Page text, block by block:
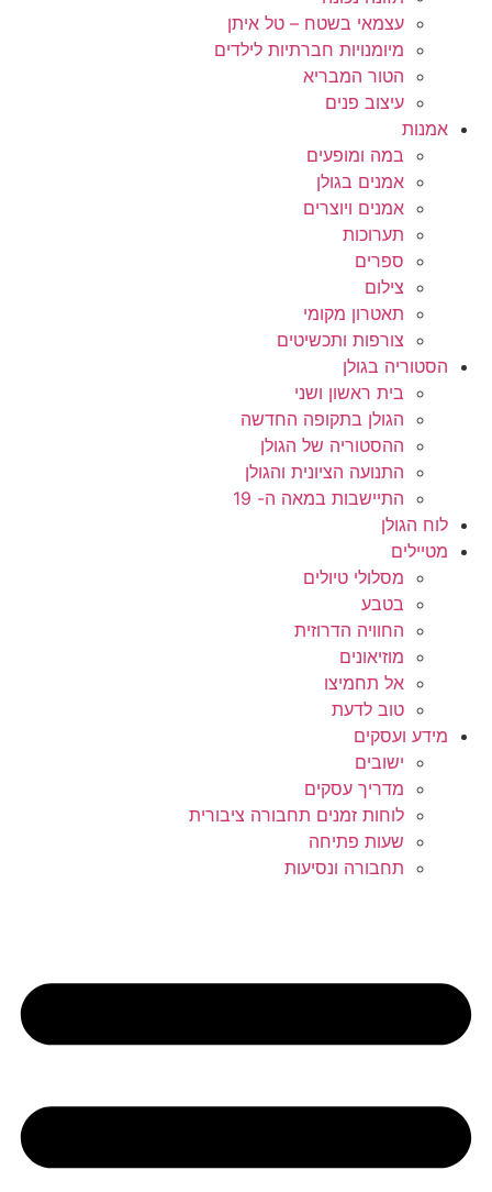
עצמאי בשטח – טל איתן
מיומנויות חברתיות לילדים
הטור המבריא
עיצוב פנים
אמנות
במה ומופעים
אמנים בגולן
אמנים ויוצרים
תערוכות
ספרים
צילום
תאטרון מקומי
צורפות ותכשיטים
הסטוריה בגולן
בית ראשון ושני
הגולן בתקופה החדשה
ההסטוריה של הגולן
התנועה הציונית והגולן
התיישבות במאה ה- 19
לוח הגולן
מטיילים
מסלולי טיולים
בטבע
החוויה הדרוזית
מוזיאונים
אל תחמיצו
טוב לדעת
מידע ועסקים
ישובים
מדריך עסקים
לוחות זמנים תחבורה ציבורית
שעות פתיחה
תחבורה ונסיעות